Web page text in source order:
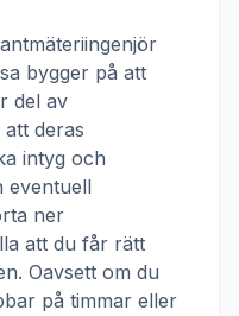
bygger på att
del av
deras
intyg och
eventuell
ner
att du får rätt
Oavsett om du
på timmar eller